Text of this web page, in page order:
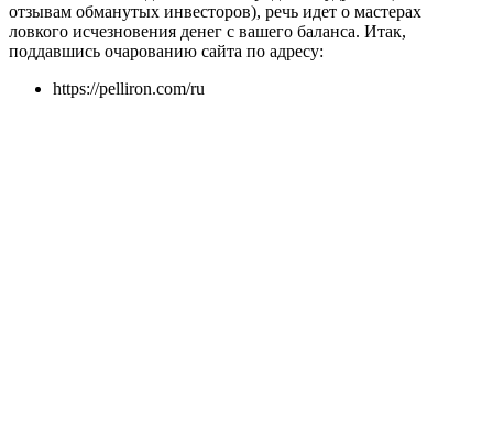
отзывам обманутых инвесторов), речь идет о мастерах
ловкого исчезновения денег с вашего баланса. Итак,
поддавшись очарованию сайта по адресу:
https://pelliron.com/ru